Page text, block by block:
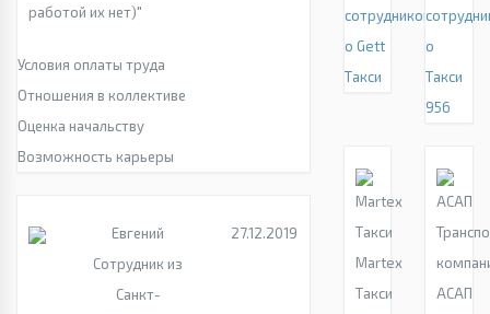
работой их нет)"
Условия оплаты труда
Отношения в коллективе
Оценка начальству
Возможность карьеры
Евгений
Сотрудник из
Санкт-
27.12.2019
сотрудников
о Gett
Такси
о
Такси
956
Martex
Такси
АСАП